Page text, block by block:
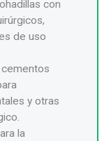
con
de uso
y otras
la